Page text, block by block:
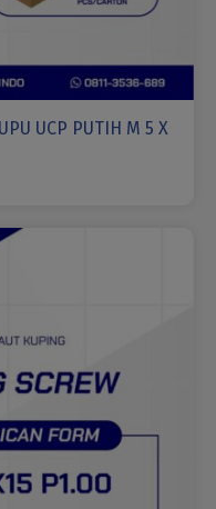
UCP PUTIH M 5 X